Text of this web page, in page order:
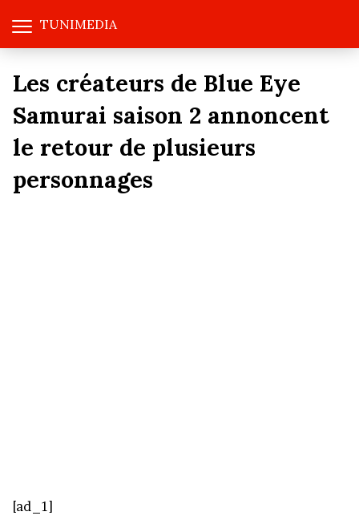
TUNIMEDIA
Les créateurs de Blue Eye
Samurai saison 2 annoncent
le retour de plusieurs
personnages
[ad_1]